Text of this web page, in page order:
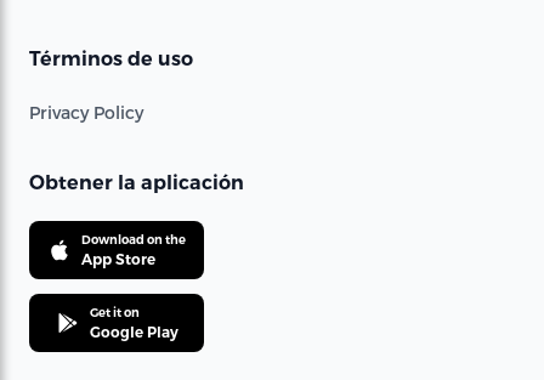
Términos de uso
Privacy Policy
Obtener la aplicación
Download on the
App Store
Get it on
Google Play